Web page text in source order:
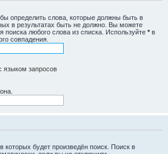
определить слова, которые должны быть в
в результатах быть не должно. Вы можете
поиска любого слова из списка. Используйте * в
совпадения.
языком запросов
будет произведён поиск. Поиск в